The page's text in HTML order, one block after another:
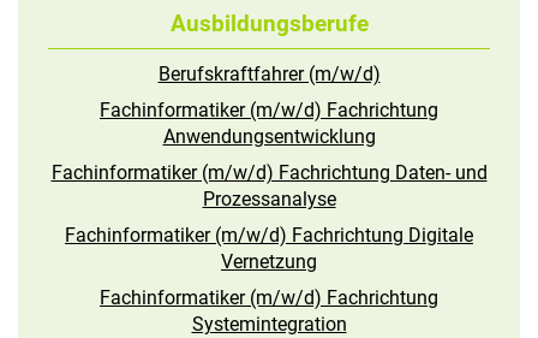
Ausbildungsberufe
Berufskraftfahrer (m/w/d)
Fachinformatiker (m/w/d) Fachrichtung
Anwendungsentwicklung
Fachinformatiker (m/w/d) Fachrichtung Daten- und
Prozessanalyse
Fachinformatiker (m/w/d) Fachrichtung Digitale
Vernetzung
Fachinformatiker (m/w/d) Fachrichtung
Systemintegration